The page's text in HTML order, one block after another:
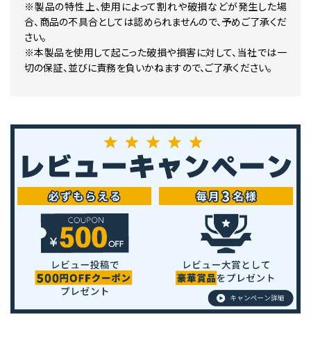
※製品の特性上、使用によって割れや破損などが発生した場
合、商品の不具合としては認められませんので、予めご了承くだ
さい。
※本製品を使用して起こった破損や損害に対して、当社では一
切の保証、並びに責務を負いかねますので、ご了承ください。